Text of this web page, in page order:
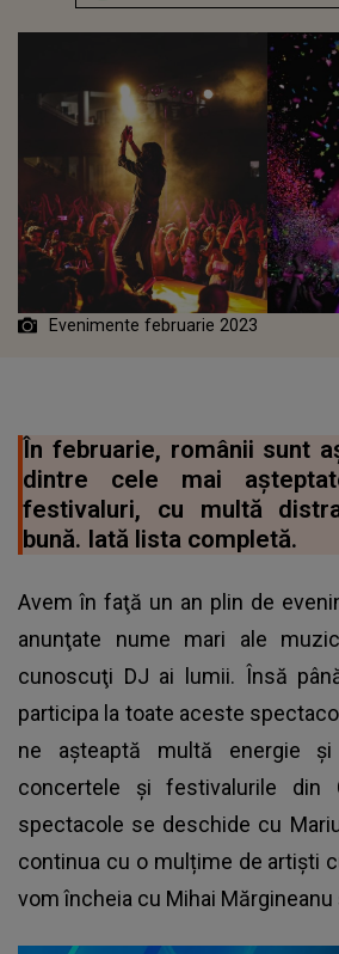
Evenimente februarie 2023
În februarie, românii sunt
dintre cele mai
festivaluri, cu multă
bună. Iată lista completă.
Avem în faţă un an plin de
anunţate nume mari ale
cunoscuţi DJ ai lumii. Însă
participa la toate aceste
ne așteaptă multă energie
concertele și festivalurile din
spectacole se deschide cu
continua cu o mulțime de artiști
vom încheia cu Mihai Mărgineanu